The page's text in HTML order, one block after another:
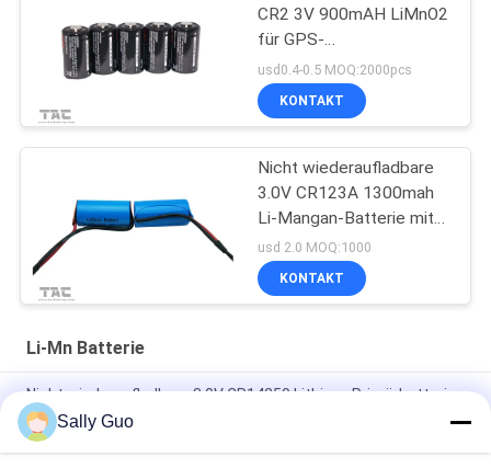
CR2 3V 900mAH LiMnO2
für GPS-
Sicherheitssystem
usd0.4-0.5 MOQ:2000pcs
KONTAKT
Nicht wiederaufladbare
3.0V CR123A 1300mah
Li-Mangan-Batterie mit
Draht
usd 2.0 MOQ:1000
KONTAKT
Li-Mn Batterie
Nicht wiederaufladbare 3.0V CR14250 Lithium-Primärbatterie
800mAh mit Tabs Anwendung für Smart Home
Batterie des Smart Home-3000mAh 3.0V CR17505 Li-MnO2
Sally Guo